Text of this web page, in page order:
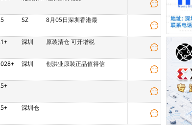
SZ 8月05日深圳香港最
深圳 原装清仓 可开增税
深圳 创洪业原装正品值得信
深圳仓